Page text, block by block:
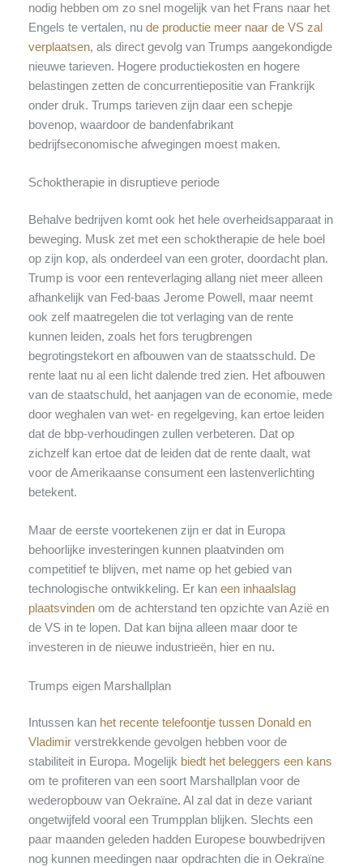
nodig hebben om zo snel mogelijk van het Frans naar het
Engels te vertalen, nu de productie meer naar de VS zal
verplaatsen, als direct gevolg van Trumps aangekondigde
nieuwe tarieven. Hogere productiekosten en hogere
belastingen zetten de concurrentiepositie van Frankrijk
onder druk. Trumps tarieven zijn daar een schepje
bovenop, waardoor de bandenfabrikant
bedrijfseconomische afwegingen moest maken.
Schoktherapie in disruptieve periode
Behalve bedrijven komt ook het hele overheidsapparaat in
beweging. Musk zet met een schoktherapie de hele boel
op zijn kop, als onderdeel van een groter, doordacht plan.
Trump is voor een renteverlaging allang niet meer alleen
afhankelijk van Fed-baas Jerome Powell, maar neemt
ook zelf maatregelen die tot verlaging van de rente
kunnen leiden, zoals het fors terugbrengen
begrotingstekort en afbouwen van de staatsschuld. De
rente laat nu al een licht dalende tred zien. Het afbouwen
van de staatschuld, het aanjagen van de economie, mede
door weghalen van wet- en regelgeving, kan ertoe leiden
dat de bbp-verhoudingen zullen verbeteren. Dat op
zichzelf kan ertoe dat de leiden dat de rente daalt, wat
voor de Amerikaanse consument een lastenverlichting
betekent.
Maar de eerste voortekenen zijn er dat in Europa
behoorlijke investeringen kunnen plaatvinden om
competitief te blijven, met name op het gebied van
technologische ontwikkeling. Er kan een inhaalslag
plaatsvindenom de achterstand ten opzichte van Azië en
de VS in te lopen. Dat kan bijna alleen maar door te
investeren in de nieuwe industrieën, hier en nu.
Trumps eigen Marshallplan
Intussen kan het recente telefoontje tussen Donald en
Vladimirverstrekkende gevolgen hebben voor de
stabiliteit in Europa. Mogelijk biedt het beleggers een kans
om te profiteren van een soort Marshallplan voor de
wederopbouw van Oekraïne. Al zal dat in deze variant
ongetwijfeld vooral een Trumpplan blijken. Slechts een
paar maanden geleden hadden Europese bouwbedrijven
nog kunnen meedingen naar opdrachten die in Oekraïne